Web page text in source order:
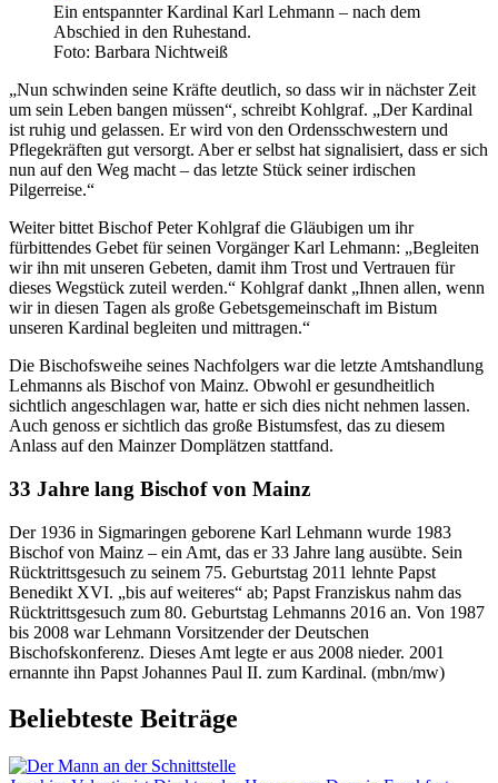
Ein entspannter Kardinal Karl Lehmann – nach dem
Abschied in den Ruhestand.
Foto: Barbara Nichtweiß
„Nun schwinden seine Kräfte deutlich, so dass wir in nächster Zeit
um sein Leben bangen müssen“, schreibt Kohlgraf. „Der Kardinal
ist ruhig und gelassen. Er wird von den Ordensschwestern und
Pflegekräften gut versorgt. Aber er selbst hat signalisiert, dass er sich
nun auf den Weg macht – das letzte Stück seiner irdischen
Pilgerreise.“
Weiter bittet Bischof Peter Kohlgraf die Gläubigen um ihr
fürbittendes Gebet für seinen Vorgänger Karl Lehmann: „Begleiten
wir ihn mit unseren Gebeten, damit ihm Trost und Vertrauen für
dieses Wegstück zuteil werden.“ Kohlgraf dankt „Ihnen allen, wenn
wir in diesen Tagen als große Gebetsgemeinschaft im Bistum
unseren Kardinal begleiten und mittragen.“
Die Bischofsweihe seines Nachfolgers war die letzte Amtshandlung
Lehmanns als Bischof von Mainz. Obwohl er gesundheitlich
sichtlich angeschlagen war, hatte er sich dies nicht nehmen lassen.
Auch genoss er sichtlich das große Bistumsfest, das zu diesem
Anlass auf den Mainzer Domplätzen stattfand.
33 Jahre lang Bischof von Mainz
Der 1936 in Sigmaringen geborene Karl Lehmann wurde 1983
Bischof von Mainz – ein Amt, das er 33 Jahre lang ausübte. Sein
Rücktrittsgesuch zu seinem 75. Geburtstag 2011 lehnte Papst
Benedikt XVI. „bis auf weiteres“ ab; Papst Franziskus nahm das
Rücktrittsgesuch zum 80. Geburtstag Lehmanns 2016 an. Von 1987
bis 2008 war Lehmann Vorsitzender der Deutschen
Bischofskonferenz. Dieses Amt legte er aus 2008 nieder. 2001
ernannte ihn Papst Johannes Paul II. zum Kardinal. (mbn/mw)
Beliebteste Beiträge